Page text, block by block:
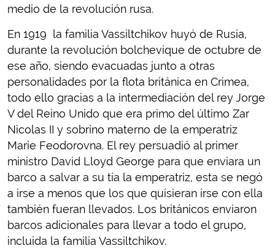
medio de la revolución rusa.
En 1919 la familia Vassiltchikov huyó de Rusia,
durante la revolución bolchevique de octubre de
ese año, siendo evacuadas junto a otras
personalidades por la flota británica en Crimea,
todo ello gracias a la intermediación del rey Jorge
V del Reino Unido que era primo del último Zar
Nicolas II y sobrino materno de la emperatriz
Marie Feodorovna. El rey persuadió al primer
ministro David Lloyd George para que enviara un
barco a salvar a su tía la emperatriz, esta se negó
a irse a menos que los que quisieran irse con ella
también fueran llevados. Los británicos enviaron
barcos adicionales para llevar a todo el grupo,
incluida la familia Vassiltchikov.